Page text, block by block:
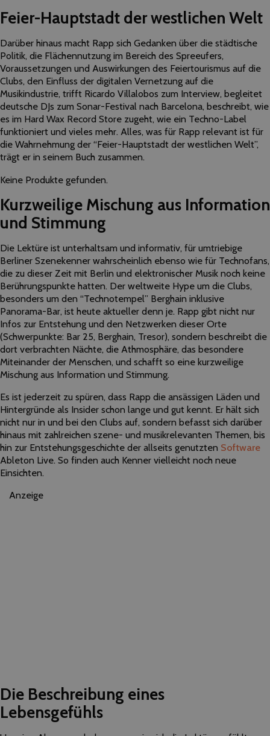
Feier-Hauptstadt der westlichen Welt
Darüber hinaus macht Rapp sich Gedanken über die städtische
Politik, die Flächennutzung im Bereich des Spreeufers,
Voraussetzungen und Auswirkungen des Feiertourismus auf die
Clubs, den Einfluss der digitalen Vernetzung auf die
Musikindustrie, trifft Ricardo Villalobos zum Interview, begleitet
deutsche DJs zum Sonar-Festival nach Barcelona, beschreibt, wie
es im Hard Wax Record Store zugeht, wie ein Techno-Label
funktioniert und vieles mehr. Alles, was für Rapp relevant ist für
die Wahrnehmung der “Feier-Hauptstadt der westlichen Welt”,
trägt er in seinem Buch zusammen.
Keine Produkte gefunden.
Kurzweilige Mischung aus Information
und Stimmung
Die Lektüre ist unterhaltsam und informativ, für umtriebige
Berliner Szenekenner wahrscheinlich ebenso wie für Technofans,
die zu dieser Zeit mit Berlin und elektronischer Musik noch keine
Berührungspunkte hatten. Der weltweite Hype um die Clubs,
besonders um den “Technotempel” Berghain inklusive
Panorama-Bar, ist heute aktueller denn je. Rapp gibt nicht nur
Infos zur Entstehung und den Netzwerken dieser Orte
(Schwerpunkte: Bar 25, Berghain, Tresor), sondern beschreibt die
dort verbrachten Nächte, die Athmosphäre, das besondere
Miteinander der Menschen, und schafft so eine kurzweilige
Mischung aus Information und Stimmung.
Es ist jederzeit zu spüren, dass Rapp die ansässigen Läden und
Hintergründe als Insider schon lange und gut kennt. Er hält sich
nicht nur in und bei den Clubs auf, sondern befasst sich darüber
hinaus mit zahlreichen szene- und musikrelevanten Themen, bis
hin zur Entstehungsgeschichte der allseits genutzten Software
Ableton Live. So finden auch Kenner vielleicht noch neue
Einsichten.
Anzeige
Die Beschreibung eines
Lebensgefühls